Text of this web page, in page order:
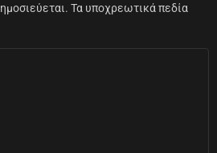
Τα υποχρεωτικά πεδία